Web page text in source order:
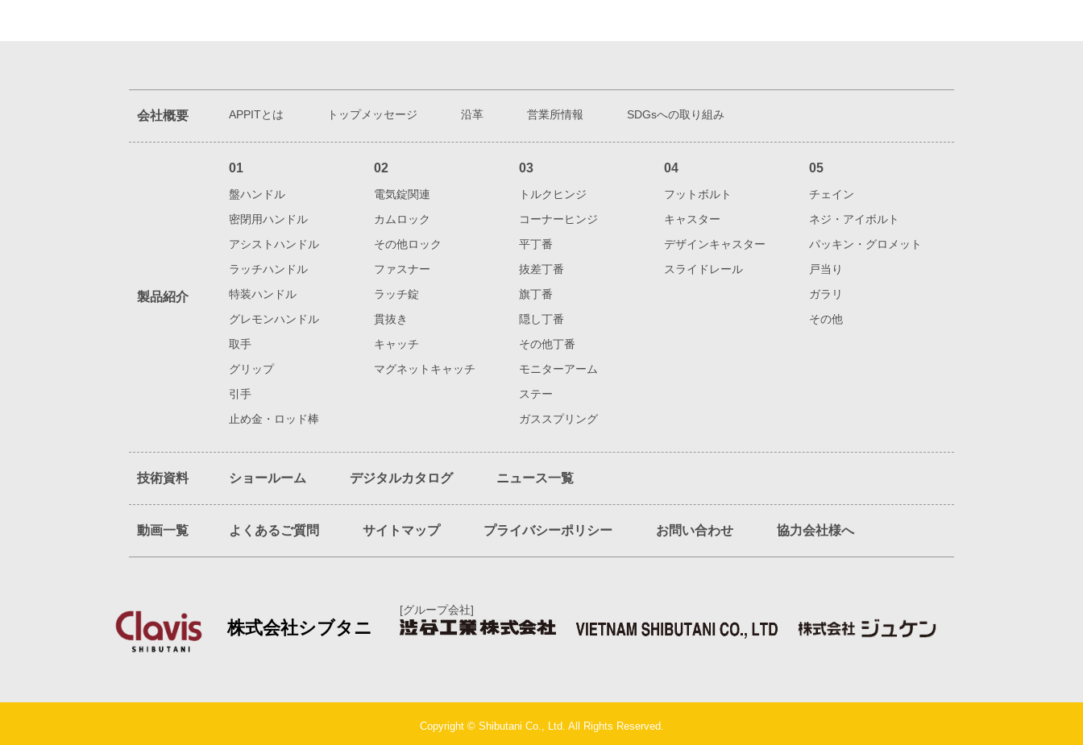
会社概要 APPITとは トップメッセージ 沿革 営業所情報 SDGsへの取り組み
製品紹介
01
盤ハンドル
密閉用ハンドル
アシストハンドル
ラッチハンドル
特装ハンドル
グレモンハンドル
取手
グリップ
引手
止め金・ロッド棒
02
電気錠関連
カムロック
その他ロック
ファスナー
ラッチ錠
貫抜き
キャッチ
マグネットキャッチ
03
トルクヒンジ
コーナーヒンジ
平丁番
抜差丁番
旗丁番
隠し丁番
その他丁番
モニターアーム
ステー
ガススプリング
04
フットボルト
キャスター
デザインキャスター
スライドレール
05
チェイン
ネジ・アイボルト
パッキン・グロメット
戸当り
ガラリ
その他
技術資料 ショールーム デジタルカタログ ニュース一覧
動画一覧 よくあるご質問 サイトマップ プライバシーポリシー お問い合わせ 協力会社様へ
株式会社シブタニ
[グループ会社]
Copyright © Shibutani Co., Ltd. All Rights Reserved.